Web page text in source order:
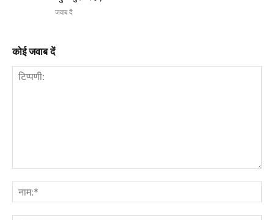
जवाब दें
कोई जवाब दें